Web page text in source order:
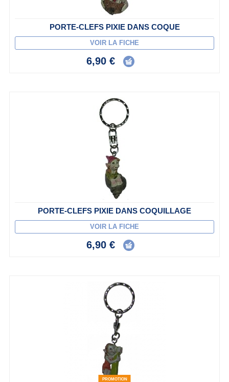
PORTE-CLEFS PIXIE DANS COQUE
VOIR LA FICHE
6,90 €
PORTE-CLEFS PIXIE DANS COQUILLAGE
VOIR LA FICHE
6,90 €
PROMOTION